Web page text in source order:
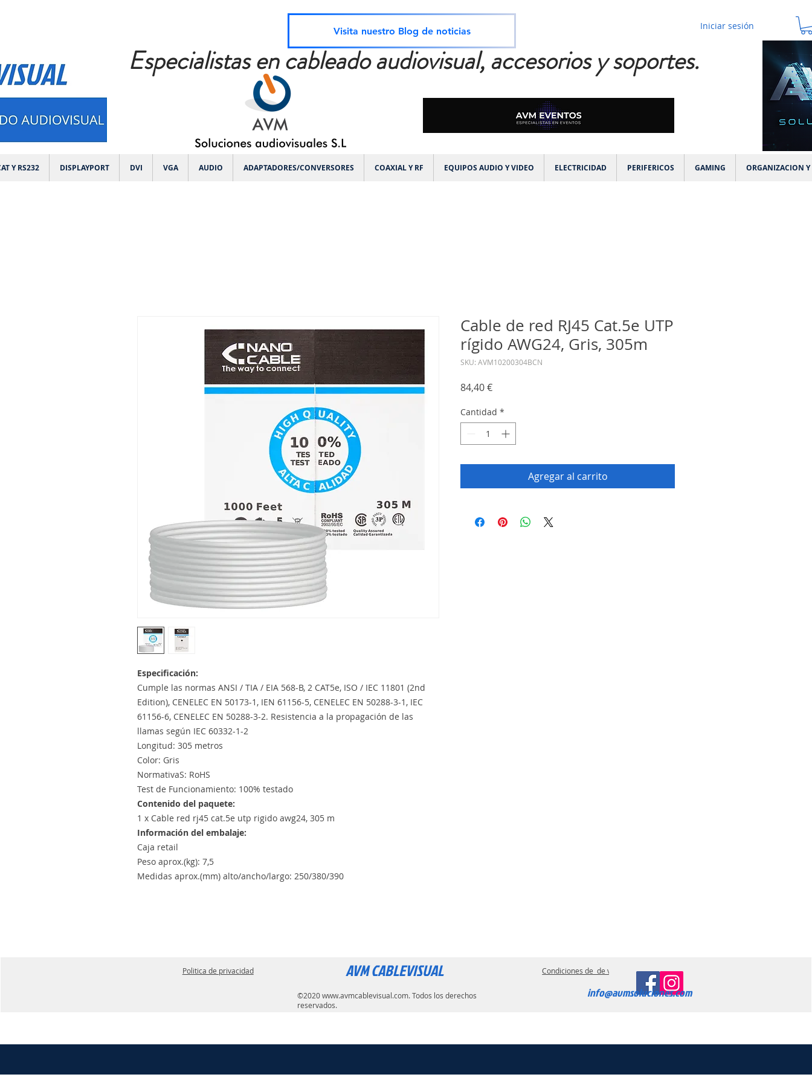
Visita nuestro Blog de noticias Iniciar sesión
Especialistas en cableado audiovisual, accesorios y soportes.
Y RS232 DISPLAYPORT DVI VGA AUDIO ADAPTADORES/CONVERSORES COAXIAL Y RF EQUIPOS AUDIO Y VIDEO ELECTRICIDAD PERIFERICOS GAMING ORGANIZACION Y
Especificación:
Cumple las normas ANSI / TIA / EIA 568-B, 2 CAT5e, ISO / IEC 11801 (2nd
Edition), CENELEC EN 50173-1, IEN 61156-5, CENELEC EN 50288-3-1, IEC
61156-6, CENELEC EN 50288-3-2. Resistencia a la propagación de las
llamas según IEC 60332-1-2
Longitud: 305 metros
Color: Gris
NormativaS: RoHS
Test de Funcionamiento: 100% testado
Contenido del paquete:
1 x Cable red rj45 cat.5e utp rigido awg24, 305 m
Información del embalaje:
Caja retail
Peso aprox.(kg): 7,5
Medidas aprox.(mm) alto/ancho/largo: 250/380/390
Cable de red RJ45 Cat.5e UTP
rígido AWG24, Gris, 305m
SKU: AVM10200304BCN
84,40 €Precio
Cantidad *
Agregar al carrito
Politica de privacidad Condiciones de de ventas
AVM CABLEVISUAL
©2020www.avmcablevisual.com. Todos los derechos
reservados.
info@avmsoluciones.com